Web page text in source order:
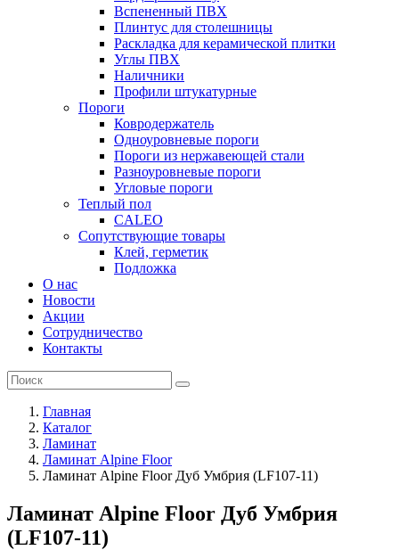
Вспененный ПВХ
Плинтус для столешницы
Раскладка для керамической плитки
Углы ПВХ
Наличники
Профили штукатурные
Пороги
Ковродержатель
Одноуровневые пороги
Пороги из нержавеющей стали
Разноуровневые пороги
Угловые пороги
Теплый пол
CALEO
Сопутствующие товары
Клей, герметик
Подложка
О нас
Новости
Акции
Сотрудничество
Контакты
Главная
Каталог
Ламинат
Ламинат Alpine Floor
Ламинат Alpine Floor Дуб Умбрия (LF107-11)
Ламинат Alpine Floor Дуб Умбрия
(LF107-11)